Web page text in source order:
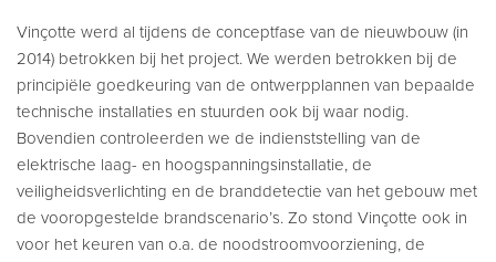
Vinçotte werd al tijdens de conceptfase van de nieuwbouw (in
2014) betrokken bij het project. We werden betrokken bij de
principiële goedkeuring van de ontwerpplannen van bepaalde
technische installaties en stuurden ook bij waar nodig.
Bovendien controleerden we de indienststelling van de
elektrische laag- en hoogspanningsinstallatie, de
veiligheidsverlichting en de branddetectie van het gebouw met
de vooropgestelde brandscenario’s. Zo stond Vinçotte ook in
voor het keuren van o.a. de noodstroomvoorziening, de